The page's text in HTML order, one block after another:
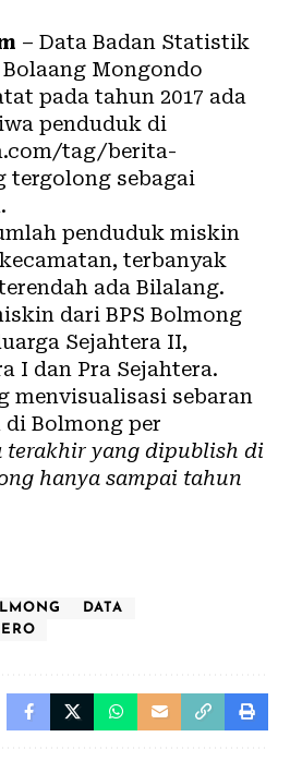
– Data Badan Statistik
Mongondo
pada tahun 2017 ada
penduduk di
tag/berita-
tergolong sebagai
penduduk miskin
terbanyak
ada Bilalang.
dari BPS Bolmong
Sejahtera II,
I dan Pra Sejahtera.
menvisualisasi sebaran
Bolmong per
terakhir yang dipublish di
hanya sampai tahun
DATA